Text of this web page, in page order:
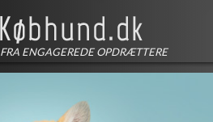
FRA ENGAGEREDE OPDRÆTTERE